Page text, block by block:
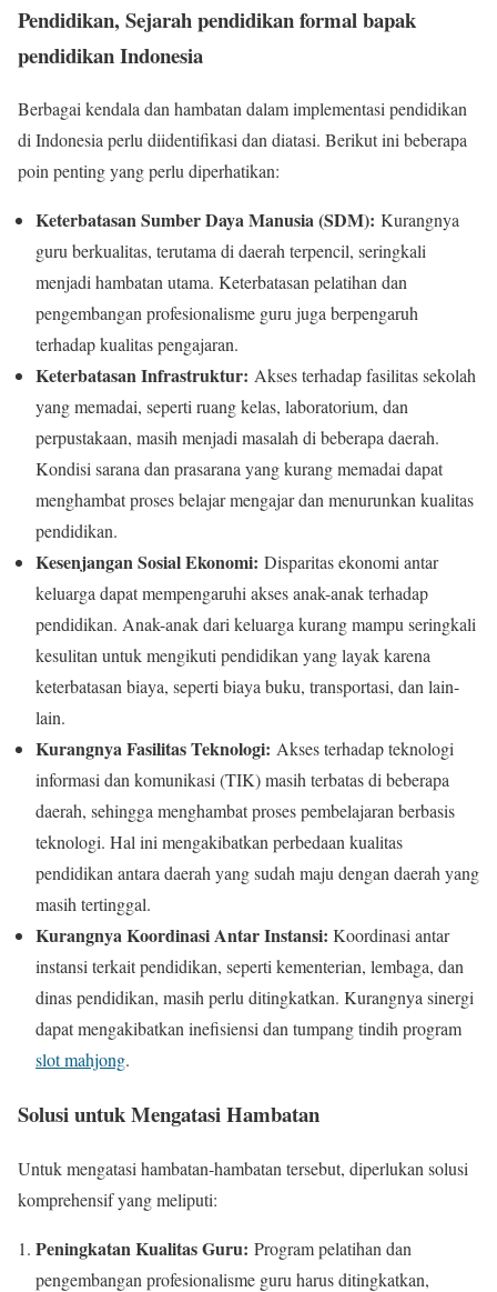
Pendidikan, Sejarah pendidikan formal bapak
pendidikan Indonesia
Berbagai kendala dan hambatan dalam implementasi pendidikan
di Indonesia perlu diidentifikasi dan diatasi. Berikut ini beberapa
poin penting yang perlu diperhatikan:
Keterbatasan Sumber Daya Manusia (SDM): Kurangnya
guru berkualitas, terutama di daerah terpencil, seringkali
menjadi hambatan utama. Keterbatasan pelatihan dan
pengembangan profesionalisme guru juga berpengaruh
terhadap kualitas pengajaran.
Keterbatasan Infrastruktur: Akses terhadap fasilitas sekolah
yang memadai, seperti ruang kelas, laboratorium, dan
perpustakaan, masih menjadi masalah di beberapa daerah.
Kondisi sarana dan prasarana yang kurang memadai dapat
menghambat proses belajar mengajar dan menurunkan kualitas
pendidikan.
Kesenjangan Sosial Ekonomi: Disparitas ekonomi antar
keluarga dapat mempengaruhi akses anak-anak terhadap
pendidikan. Anak-anak dari keluarga kurang mampu seringkali
kesulitan untuk mengikuti pendidikan yang layak karena
keterbatasan biaya, seperti biaya buku, transportasi, dan lain-
lain.
Kurangnya Fasilitas Teknologi: Akses terhadap teknologi
informasi dan komunikasi (TIK) masih terbatas di beberapa
daerah, sehingga menghambat proses pembelajaran berbasis
teknologi. Hal ini mengakibatkan perbedaan kualitas
pendidikan antara daerah yang sudah maju dengan daerah yang
masih tertinggal.
Kurangnya Koordinasi Antar Instansi: Koordinasi antar
instansi terkait pendidikan, seperti kementerian, lembaga, dan
dinas pendidikan, masih perlu ditingkatkan. Kurangnya sinergi
dapat mengakibatkan inefisiensi dan tumpang tindih program
slot mahjong.
Solusi untuk Mengatasi Hambatan
Untuk mengatasi hambatan-hambatan tersebut, diperlukan solusi
komprehensif yang meliputi:
Peningkatan Kualitas Guru: Program pelatihan dan
pengembangan profesionalisme guru harus ditingkatkan,